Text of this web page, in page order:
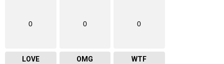
0
LOVE
0
OMG
0
WTF